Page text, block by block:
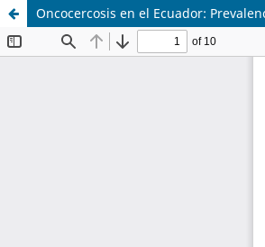
Oncocercosis en el Ecuador: